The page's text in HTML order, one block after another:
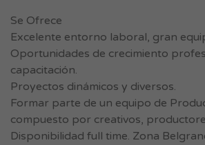
Se Ofrece
Excelente entorno laboral, gran
Oportunidades de crecimiento
capacitación.
Proyectos dinámicos y diversos.
Formar parte de un equipo de
compuesto por creativos,
Disponibilidad full time. Zona